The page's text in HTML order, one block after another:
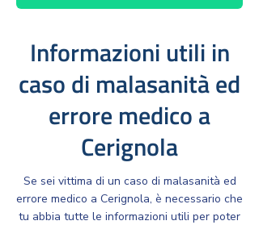
Informazioni utili in
caso di malasanità ed
errore medico a
Cerignola
Se sei vittima di un caso di malasanità ed
errore medico a Cerignola, è necessario che
tu abbia tutte le informazioni utili per poter